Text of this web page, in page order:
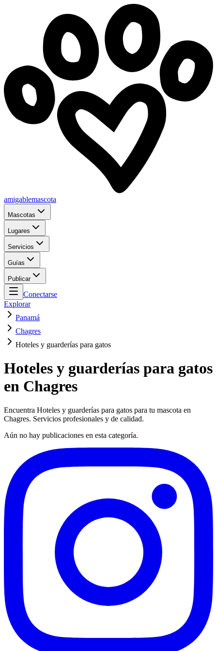
amigablemascota
Mascotas
Lugares
Servicios
Guías
Publicar
Conectarse
Explorar
Panamá
Chagres
Hoteles y guarderías para gatos
Hoteles y guarderías para gatos
en Chagres
Encuentra Hoteles y guarderías para gatos para tu mascota en
Chagres. Servicios profesionales y de calidad.
Aún no hay publicaciones en esta categoría.